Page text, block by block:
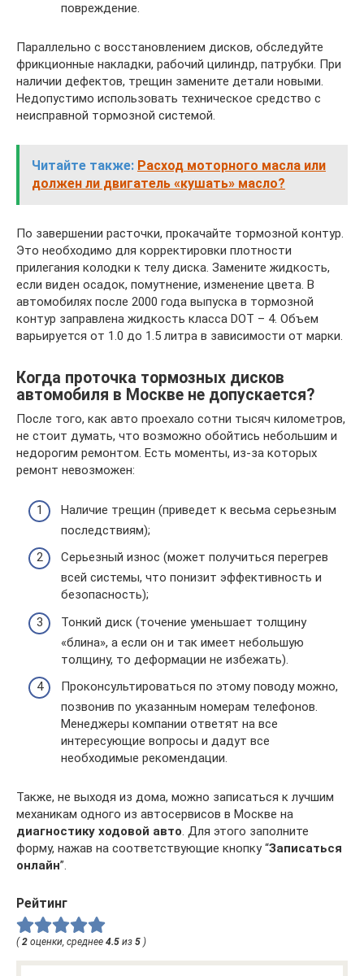
повреждение.
Параллельно с восстановлением дисков, обследуйте
фрикционные накладки, рабочий цилиндр, патрубки. При
наличии дефектов, трещин замените детали новыми.
Недопустимо использовать техническое средство с
неисправной тормозной системой.
Читайте также: Расход моторного масла или
должен ли двигатель «кушать» масло?
По завершении расточки, прокачайте тормозной контур.
Это необходимо для корректировки плотности
прилегания колодки к телу диска. Замените жидкость,
если виден осадок, помутнение, изменение цвета. В
автомобилях после 2000 года выпуска в тормозной
контур заправлена жидкость класса DOT – 4. Объем
варьируется от 1.0 до 1.5 литра в зависимости от марки.
Когда проточка тормозных дисков
автомобиля в Москве не допускается?
После того, как авто проехало сотни тысяч километров,
не стоит думать, что возможно обойтись небольшим и
недорогим ремонтом. Есть моменты, из-за которых
ремонт невозможен:
Наличие трещин (приведет к весьма серьезным
последствиям);
Серьезный износ (может получиться перегрев
всей системы, что понизит эффективность и
безопасность);
Тонкий диск (точение уменьшает толщину
«блина», а если он и так имеет небольшую
толщину, то деформации не избежать).
Проконсультироваться по этому поводу можно,
позвонив по указанным номерам телефонов.
Менеджеры компании ответят на все
интересующие вопросы и дадут все
необходимые рекомендации.
Также, не выходя из дома, можно записаться к лучшим
механикам одного из автосервисов в Москве на
диагностику ходовой авто. Для этого заполните
форму, нажав на соответствующие кнопку “Записаться
онлайн”.
Рейтинг
( 2 оценки, среднее 4.5 из 5 )